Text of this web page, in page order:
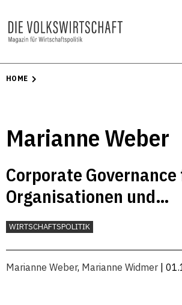
HOME
Marianne Weber
Corporate
Organisationen und
Unternehmen des
WIRTSCHAFTSPOLITIK
Marianne Weber, Marianne Widmer |